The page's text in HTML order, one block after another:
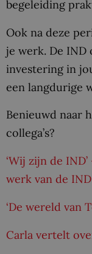
begeleiding
Ook na deze
je werk. De
investering in
een langdurige
Benieuwd naar
collega’s?
‘Wij zijn de
werk van de IND
‘De wereld van
Carla vertelt